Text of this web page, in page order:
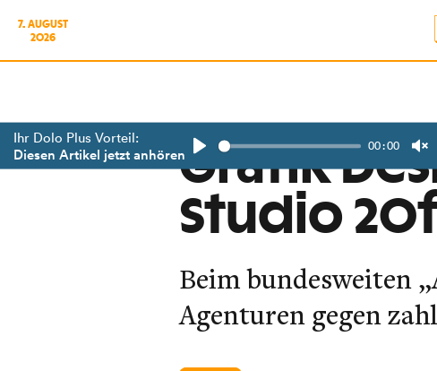
7. AUGUST
2026
Ihr Dolo Plus Vorteil:
Diesen Artikel jetzt anhören
Play
00:00
Grafik
Studio
Beim bundesweiten
Agenturen gegen